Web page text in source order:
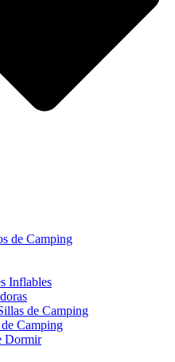
de Camping
Inflables
de Camping
Camping
Dormir